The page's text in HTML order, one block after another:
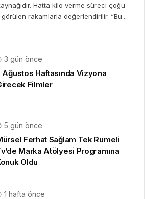
Hatta kilo verme süreci çoğu
görülen rakamlarla değerlendirilir. “Bu...
3 gün önce
Ağustos Haftasında Vizyona
Filmler
5 gün önce
Ferhat Sağlam Tek Rumeli
Marka Atölyesi Programına
Oldu
1 hafta önce